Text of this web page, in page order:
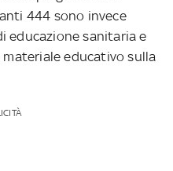
444 sono invece
educazione sanitaria e
educativo sulla